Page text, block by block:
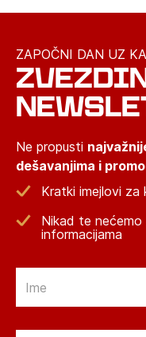
ZAPOČNI DAN UZ
Ne propusti
dešavanjima i
Kratki imejlovi
Nikad te
informacijama